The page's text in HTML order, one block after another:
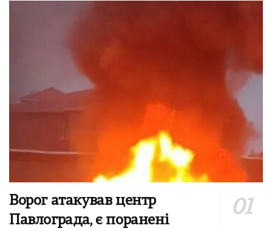
Ворог атакував центр
Павлограда, є поранені